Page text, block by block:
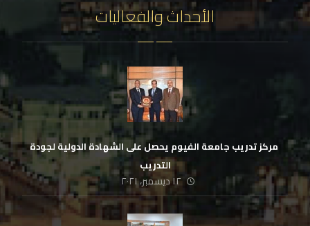
الأحداث والفعاليات
‏ مركز تدريب جامعة الفيوم يحصل على الشهادة الدولية لجودة
التدريب
١٢ ديسمبر، ٢٠٢١